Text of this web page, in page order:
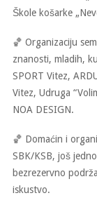
Škole košarke
🏀 Organizaciju
znanosti, mladih,
SPORT Vitez,
Vitez, Udruga
NOA DESIGN.
🏀 Domaćin i
SBK/KSB, još
bezrezervno
iskustvo.